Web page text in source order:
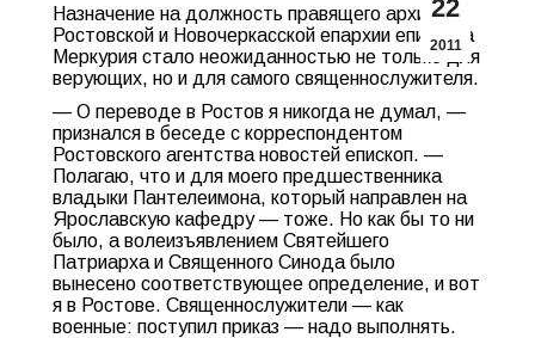
22
2011
Назначение на должность правящего архиерея
Ростовской и Новочеркасской епархии епископа
Меркурия стало неожиданностью не только для
верующих, но и для самого священнослужителя.
— О переводе в Ростов я никогда не думал, —
признался в беседе с корреспондентом
Ростовского агентства новостей епископ. —
Полагаю, что и для моего предшественника
владыки Пантелеимона, который направлен на
Ярославскую кафедру — тоже. Но как бы то ни
было, а волеизъявлением Святейшего
Патриарха и Священного Синода было
вынесено соответствующее определение, и вот
я в Ростове. Священнослужители — как
военные: поступил приказ — надо выполнять.